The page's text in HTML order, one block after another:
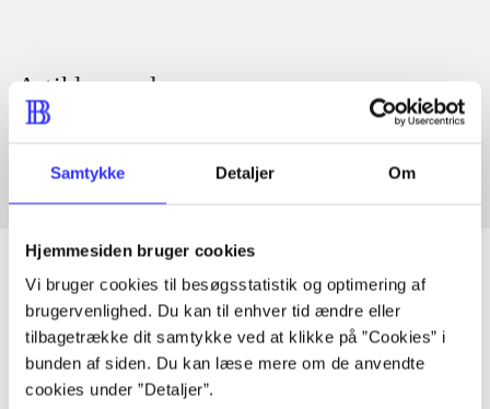
Samtykke Detaljer Om
Hjemmesiden bruger cookies
Vi bruger cookies til besøgsstatistik og optimering af
brugervenlighed. Du kan til enhver tid ændre eller
tilbagetrække dit samtykke ved at klikke på ”Cookies” i
bunden af siden. Du kan læse mere om de anvendte
cookies under ”Detaljer”.
Artikler med samme emner
Fra
Artikler
Alle registrerede artikler fordelt på udgivelser